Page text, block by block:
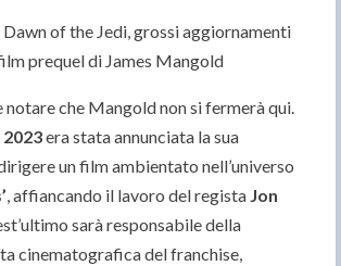
notare che Mangold non si fermerà qui.
2023era stata annunciata la sua
un film ambientato nell’universo
, affiancando il lavoro del regista Jon
sarà responsabile della
cinematografica del franchise,